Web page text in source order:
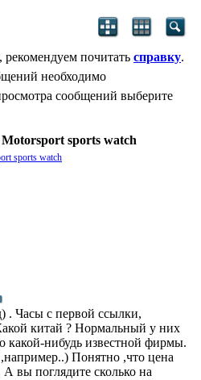
почитать справку.
необходимо
сообщений выберите
sports watch
sports watch
. Часы с первой ссылки,
китай ? Нормальный у них
какой-нибудь известной фирмы.
Понятно ,что цена
вы поглядите сколько на